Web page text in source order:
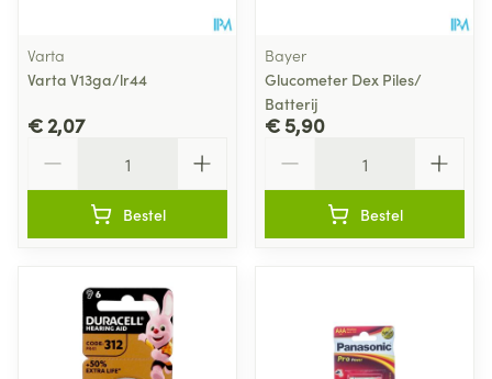
Varta
Varta V13ga/lr44
€ 2,07
Bestel
Bayer
Glucometer Dex Piles/
Batterij
€ 5,90
Bestel